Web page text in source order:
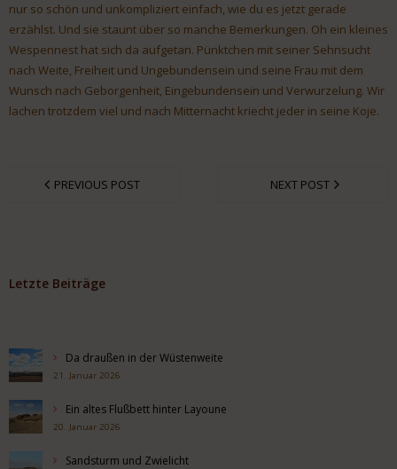
nur so schön und unkompliziert einfach, wie du es jetzt gerade
erzählst. Und sie staunt über so manche Bemerkungen. Oh ein kleines
Wespennest hat sich da aufgetan. Pünktchen mit seiner Sehnsucht
nach Weite, Freiheit und Ungebundensein und seine Frau mit dem
Wunsch nach Geborgenheit, Eingebundensein und Verwurzelung. Wir
lachen trotzdem viel und nach Mitternacht kriecht jeder in seine Koje.
PREVIOUS POST NEXT POST
Letzte Beiträge
Da draußen in der Wüstenweite
21. Januar 2026
Ein altes Flußbett hinter Layoune
20. Januar 2026
Sandsturm und Zwielicht